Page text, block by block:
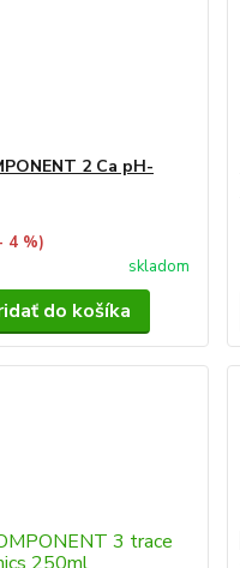
2 Ca pH-
4 %)
skladom
do košíka